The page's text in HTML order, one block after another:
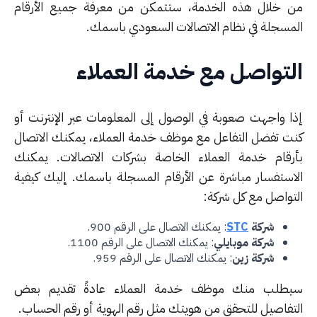
خلال هذه الخدمة، ستتمكن من معرفة جميع الأرقام
في نظام الاتصالات السعودي باسمك.
مع خدمة العملاء
واجهت صعوبة في الوصول إلى المعلومات عبر الإنترنت أو
تفضل التفاعل مع موظف خدمة العملاء، يمكنك الاتصال
خدمة العملاء الخاصة بشركات الاتصالات. يمكنك
مباشرة عن الأرقام المسجلة باسمك. إليك كيفية
مع كل شركة:
شركةSTC : يمكنك الاتصال على الرقم 900.
شركة موبايلي: يمكنك الاتصال على الرقم 1100.
شركة زين: يمكنك الاتصال على الرقم 959.
منك موظف خدمة العملاء عادةً تقديم بعض
للتحقق من هويتك مثل رقم الهوية أو رقم الحساب.